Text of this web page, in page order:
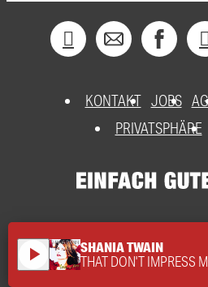
KONTAKT JOBS
PRIVATSPHÄRE
play_arrow SHANIA TWAIN
THAT DON'T IMPRESS